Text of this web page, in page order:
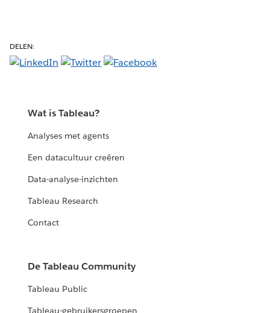
DELEN:
Wat is Tableau?
Analyses met agents
Een datacultuur creëren
Data-analyse-inzichten
Tableau Research
Contact
De Tableau Community
Tableau Public
Tableau-gebruikersgroepen